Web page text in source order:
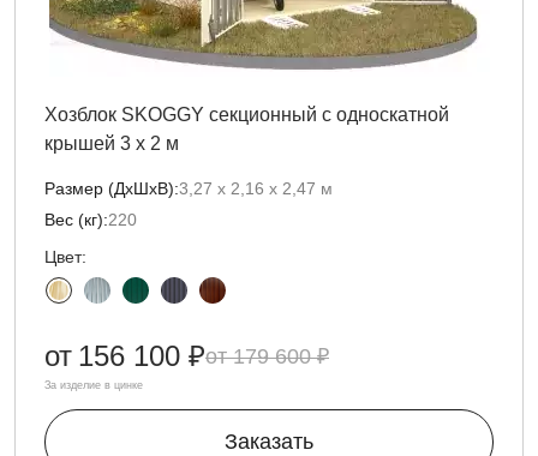
Хозблок SKOGGY секционный с односкатной
крышей 3 х 2 м
Размер (ДxШxВ):3,27 х 2,16 х 2,47 м
Вес (кг):220
Цвет:
179 600 ₽
от 156 100 ₽
За изделие в цинке
Заказать